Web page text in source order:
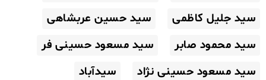
سید جلیل کاظمی
سید حسین عربشاهی
سید محمود صابر
سید مسعود حسینی فر
سید مسعود حسینی نژاد
سیدآباد